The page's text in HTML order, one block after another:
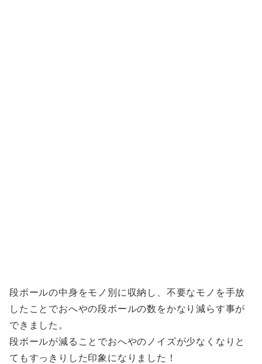
段ボールの中身をモノ別に収納し、不要なモノを手放
したことでおへやの段ボールの数をかなり減らす事が
できました。
段ボールが減ることでおへやのノイズが少なくなりと
てもすっきりした印象になりました！